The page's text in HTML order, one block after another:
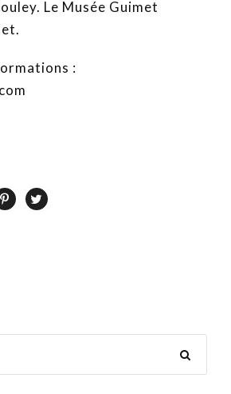
Le Musée Guimet
: